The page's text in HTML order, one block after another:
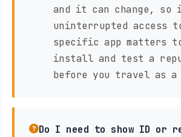
and it can change, so
uninterrupted access
specific app matters
install and test a
before you travel as a
Do I need to show ID or